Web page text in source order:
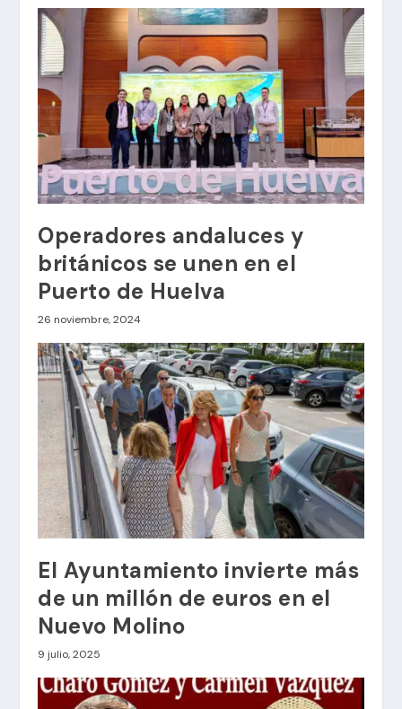
Operadores andaluces y
británicos se unen en el
Puerto de Huelva
26 noviembre, 2024
El Ayuntamiento invierte más
de un millón de euros en el
Nuevo Molino
9 julio, 2025